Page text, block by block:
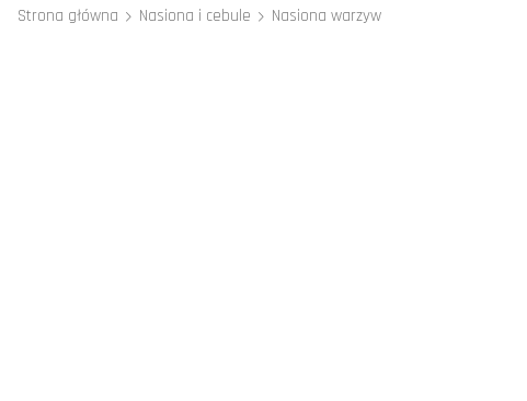
Strona główna Nasiona i cebule Nasiona warzyw